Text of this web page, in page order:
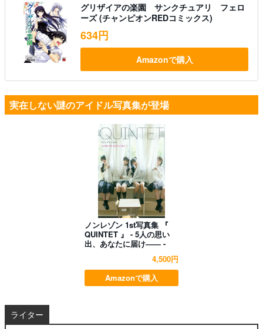
グリザイアの楽園 サンクチュアリ フェロ
ーズ (チャンピオンREDコミックス)
634円
Amazonで購入
実在しない謎のアイドル写真集が登場
ノンレゾン 1st写真集 『
QUINTET 』 - 5人の思い
出、あなたに届け―― -
4,500円
Amazonで購入
ライター